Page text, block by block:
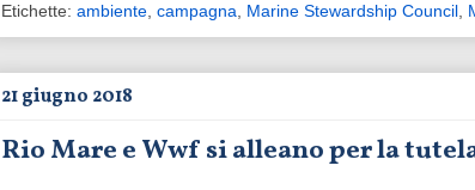
Etichette: ambiente, campagna, Marine Stewardship Council,
21 giugno 2018
Rio Mare e Wwf si alleano per la